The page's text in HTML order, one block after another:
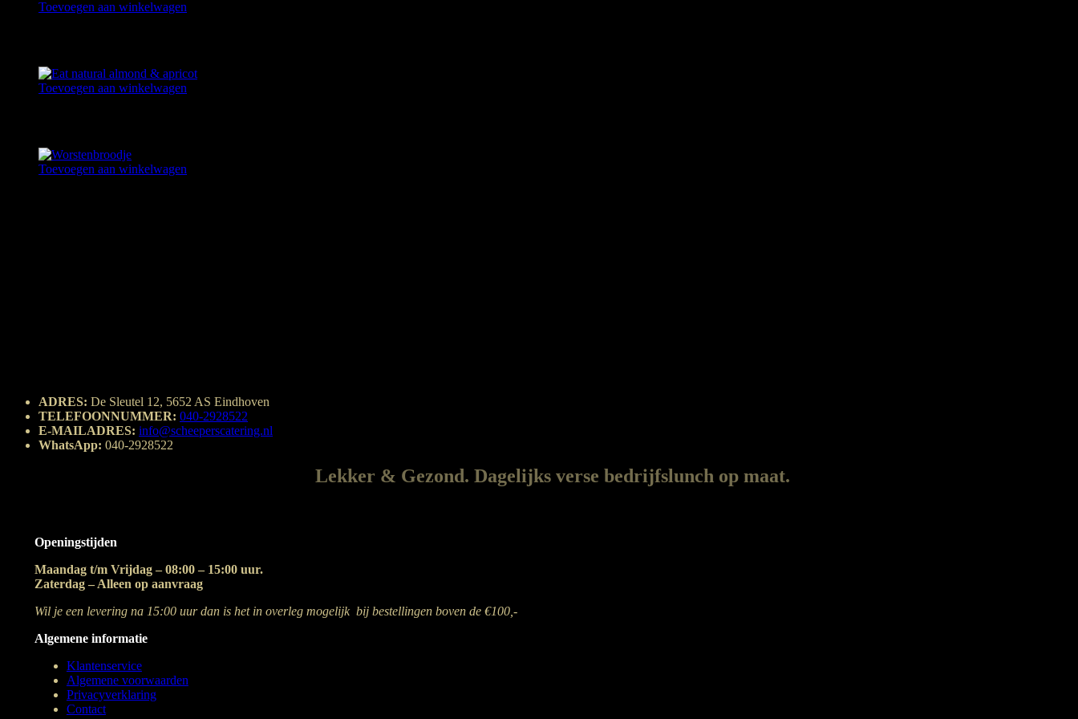
Toevoegen aan winkelwagen
Toevoegen aan winkelwagen
Toevoegen aan winkelwagen
ADRES: De Sleutel 12, 5652 AS Eindhoven
TELEFOONNUMMER: 040-2928522
E-MAILADRES: info@scheeperscatering.nl
WhatsApp: 040-2928522
Lekker & Gezond. Dagelijks verse bedrijfslunch op maat.
Openingstijden
Maandag t/m Vrijdag – 08:00 – 15:00 uur.
Zaterdag – Alleen op aanvraag
Wil je een levering na 15:00 uur dan is het in overleg mogelijk bij bestellingen boven de €100,-
Algemene informatie
Klantenservice
Algemene voorwaarden
Privacyverklaring
Contact